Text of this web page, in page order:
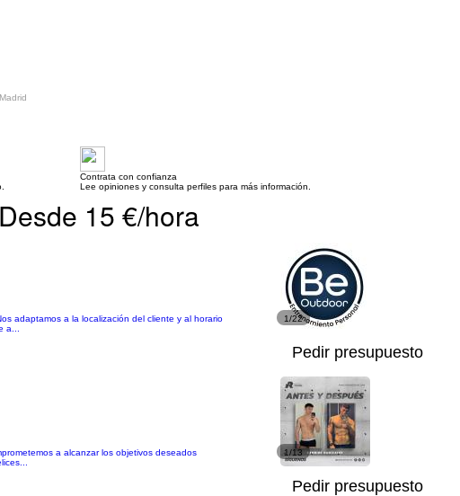
Contrata con confianza
Lee opiniones y consulta perfiles para más información.
15 €/hora
adaptamos a la localización del cliente y al horario
a...
1/22
Pedir presupuesto
a alcanzar los objetivos deseados
1/13
Pedir presupuesto